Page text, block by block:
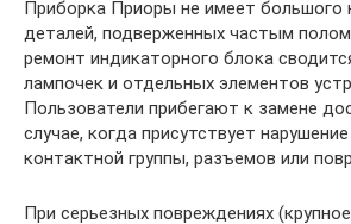
Приборка Приоры не имеет большого
деталей, подверженных частым
ремонт индикаторного блока
лампочек и отдельных элементов
Пользователи прибегают к замене
случае, когда присутствует
контактной группы, разъемов или
При серьезных повреждениях